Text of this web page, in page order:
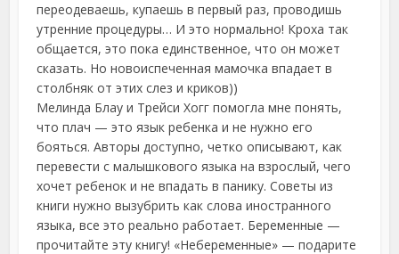
переодеваешь, купаешь в первый раз, проводишь
утренние процедуры… И это нормально! Кроха так
общается, это пока единственное, что он может
сказать. Но новоиспеченная мамочка впадает в
столбняк от этих слез и криков))
Мелинда Блау и Трейси Хогг помогла мне понять,
что плач — это язык ребенка и не нужно его
бояться. Авторы доступно, четко описывают, как
перевести с малышкового языка на взрослый, чего
хочет ребенок и не впадать в панику. Советы из
книги нужно вызубрить как слова иностранного
языка, все это реально работает. Беременные —
прочитайте эту книгу! «Небеременные» — подарите